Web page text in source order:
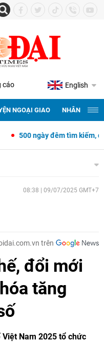
cáo English
NGOẠI GIAO NHÂN
đêm tìm kiếm, quy tập và
08:38 | 09/07/2025 GMT+7
trên
đổi mới
tăng
Nam 2025 tổ chức